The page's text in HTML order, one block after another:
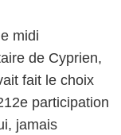
midi
de Cyprien,
fait le choix
participation
jamais